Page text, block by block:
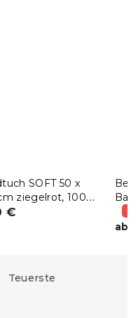
SOFT 50 x
ziegelrot, 100%
€
ab
Teuerste